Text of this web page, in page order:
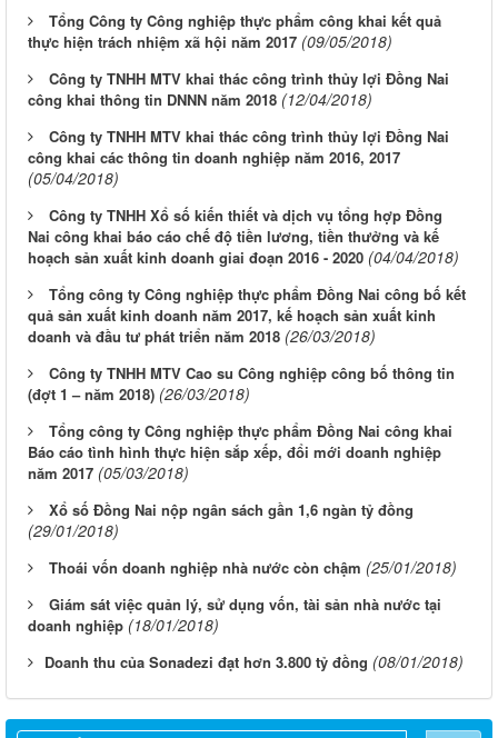
Tổng Công ty Công nghiệp thực phẩm công khai kết quả
thực hiện trách nhiệm xã hội năm 2017 (09/05/2018)
Công ty TNHH MTV khai thác công trình thủy lợi Đồng Nai
công khai thông tin DNNN năm 2018 (12/04/2018)
Công ty TNHH MTV khai thác công trình thủy lợi Đồng Nai
công khai các thông tin doanh nghiệp năm 2016, 2017
(05/04/2018)
Công ty TNHH Xổ số kiến thiết và dịch vụ tổng hợp Đồng
Nai công khai báo cáo chế độ tiền lương, tiền thưởng và kế
hoạch sản xuất kinh doanh giai đoạn 2016 - 2020 (04/04/2018)
Tổng công ty Công nghiệp thực phẩm Đồng Nai công bố kết
quả sản xuất kinh doanh năm 2017, kế hoạch sản xuất kinh
doanh và đầu tư phát triển năm 2018 (26/03/2018)
Công ty TNHH MTV Cao su Công nghiệp công bố thông tin
(đợt 1 – năm 2018) (26/03/2018)
Tổng công ty Công nghiệp thực phẩm Đồng Nai công khai
Báo cáo tình hình thực hiện sắp xếp, đổi mới doanh nghiệp
năm 2017 (05/03/2018)
Xổ số Đồng Nai nộp ngân sách gần 1,6 ngàn tỷ đồng
(29/01/2018)
Thoái vốn doanh nghiệp nhà nước còn chậm (25/01/2018)
Giám sát việc quản lý, sử dụng vốn, tài sản nhà nước tại
doanh nghiệp (18/01/2018)
​Doanh thu của Sonadezi đạt hơn 3.800 tỷ đồng (08/01/2018)
Từ ngày 03/8/2026 đến ngày 09/8/2026
Từ ngày 27/7/2026 đến ngày 02/8/2026